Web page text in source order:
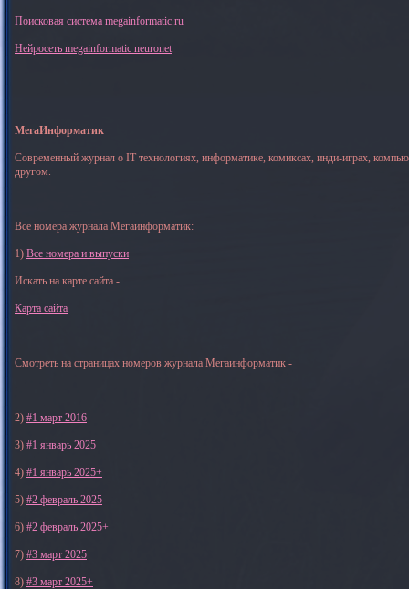
Поисковая система megainformatic.ru
Нейросеть megainformatic neuronet
МегаИнформатик
Современный журнал о IT технологиях, информатике, комиксах, инди-играх,
другом.
Все номера журнала Мегаинформатик:
1) Все номера и выпуски
Искать на карте сайта -
Карта сайта
Смотреть на страницах номеров журнала Мегаинформатик -
2) #1 март 2016
3) #1 январь 2025
4) #1 январь 2025+
5) #2 февраль 2025
6) #2 февраль 2025+
7) #3 март 2025
8) #3 март 2025+